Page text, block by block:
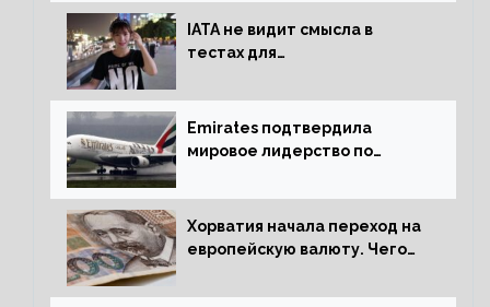
IATA не видит смысла в
тестах для
Emirates подтвердила
мировое лидерство по
Хорватия начала переход на
европейскую валюту. Чего